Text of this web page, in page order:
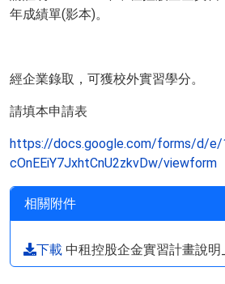
年成績單(影本)。
經企業錄取，可獲校外實習學分。
請填本申請表
https://docs.google.com/forms/d/e/
cOnEEiY7JxhtCnU2zkvDw/viewform
相關附件
下載 中租控股企金實習計畫說